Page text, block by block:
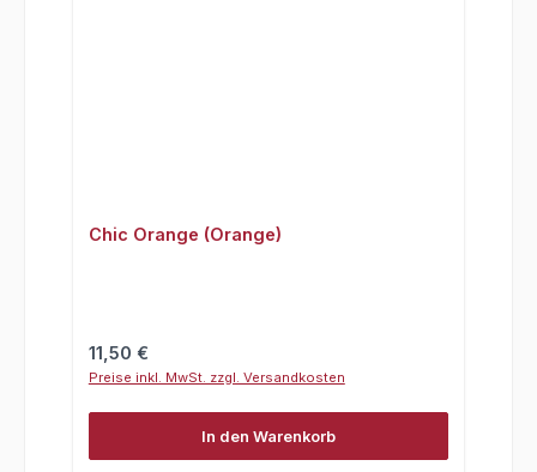
Chic Orange (Orange)
Regulärer Preis:
11,50 €
Preise inkl. MwSt. zzgl. Versandkosten
In den Warenkorb